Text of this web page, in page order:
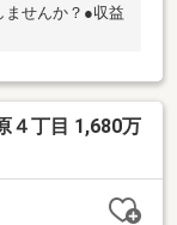
ませんか？●収益
４丁目 1,680万